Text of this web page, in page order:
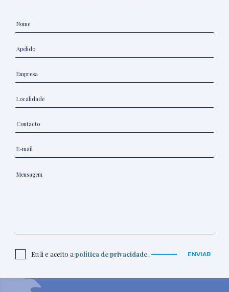
Eu li e aceito a política de privacidade. ENVIAR